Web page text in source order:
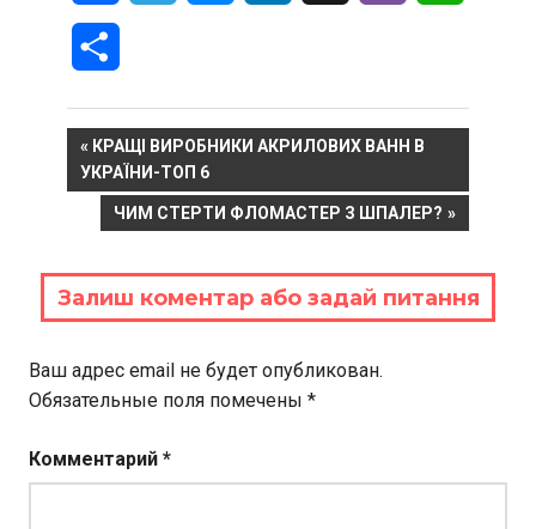
Навигация
по
записям
PREVIOUS
POST:
КРАЩІ ВИРОБНИКИ АКРИЛОВИХ ВАНН В
УКРАЇНИ-ТОП 6
NEXT
ЧИМ СТЕРТИ ФЛОМАСТЕР З ШПАЛЕР?
Залиш коментар або задай питання
Ваш адрес email не будет опубликован.
Обязательные поля помечены *
Комментарий *